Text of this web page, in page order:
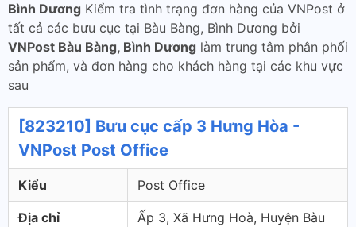
Bình Dương Kiểm tra tình trạng đơn hàng của VNPost ở
tất cả các bưu cục tại Bàu Bàng, Bình Dương bởi
VNPost Bàu Bàng, Bình Dương làm trung tâm phân phối
sản phẩm, và đơn hàng cho khách hàng tại các khu vực
sau
[823210] Bưu cục cấp 3 Hưng Hòa -
VNPost Post Office
Kiểu Post Office
Địa chỉ
Ấp 3, Xã Hưng Hoà, Huyện Bàu